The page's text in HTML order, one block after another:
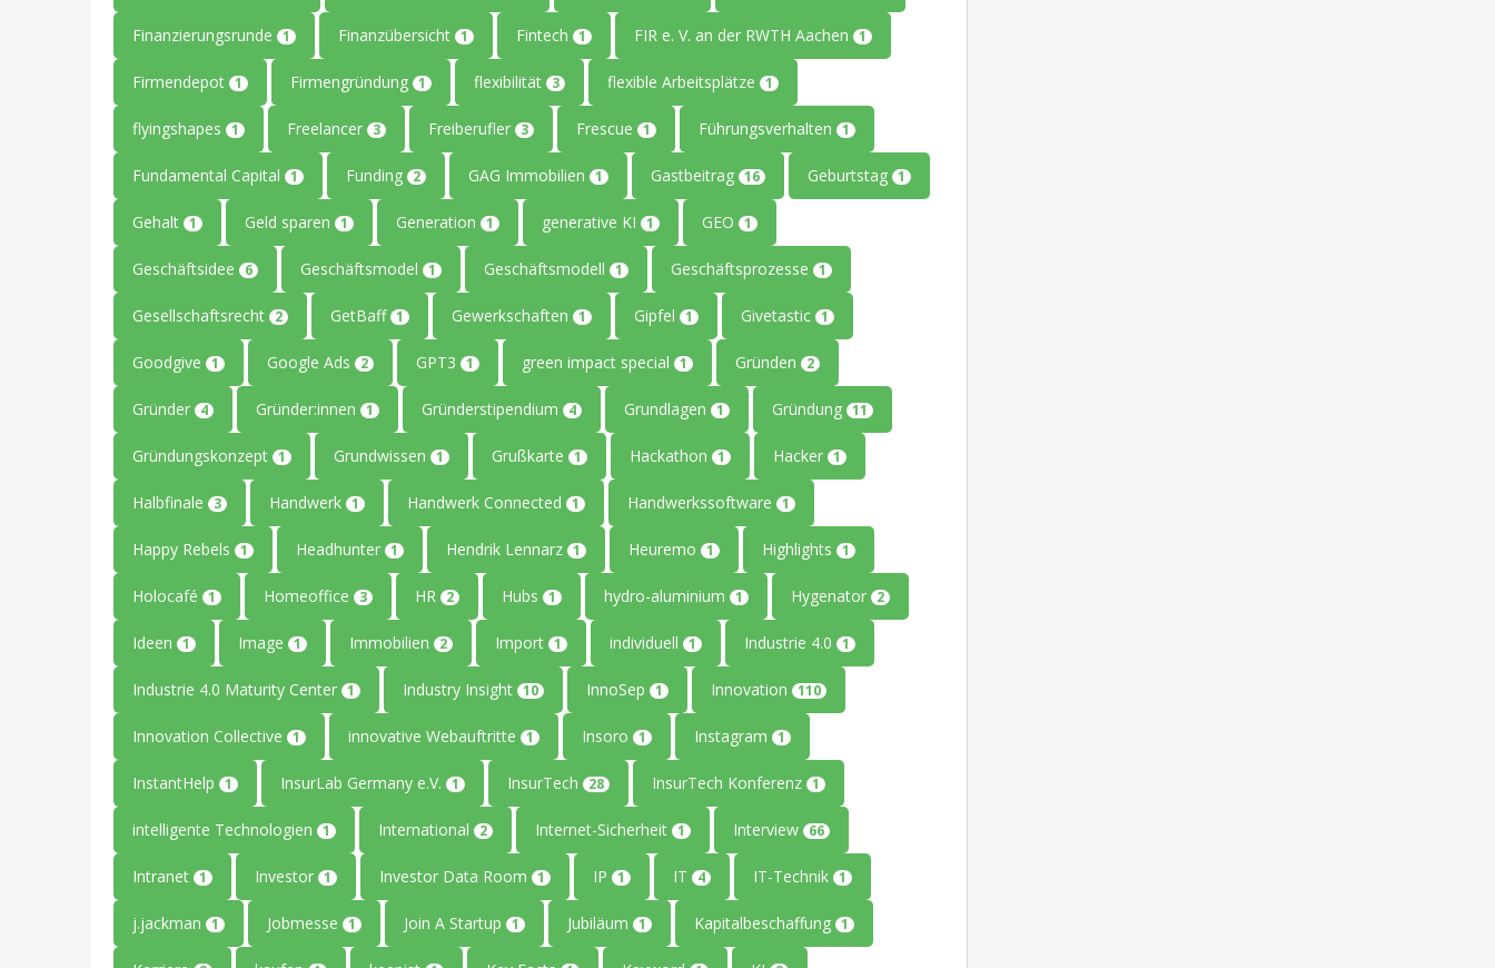
Finanzierungsrunde 1 Finanzübersicht 1 Fintech 1 FIR e. V. an der RWTH Aachen 1
Firmendepot 1 Firmengründung 1 flexibilität 3 flexible Arbeitsplätze 1
flyingshapes 1 Freelancer 3 Freiberufler 3 Frescue 1 Führungsverhalten 1
Fundamental Capital 1 Funding 2 GAG Immobilien 1 Gastbeitrag 16 Geburtstag 1
Gehalt 1 Geld sparen 1 Generation 1 generative KI 1 GEO 1
Geschäftsidee 6 Geschäftsmodel 1 Geschäftsmodell 1 Geschäftsprozesse 1
Gesellschaftsrecht 2 GetBaff 1 Gewerkschaften 1 Gipfel 1 Givetastic 1
Goodgive 1 Google Ads 2 GPT3 1 green impact special 1 Gründen 2
Gründer 4 Gründer:innen 1 Gründerstipendium 4 Grundlagen 1 Gründung 11
Gründungskonzept 1 Grundwissen 1 Grußkarte 1 Hackathon 1 Hacker 1
Halbfinale 3 Handwerk 1 Handwerk Connected 1 Handwerkssoftware 1
Happy Rebels 1 Headhunter 1 Hendrik Lennarz 1 Heuremo 1 Highlights 1
Holocafé 1 Homeoffice 3 HR 2 Hubs 1 hydro-aluminium 1 Hygenator 2
Ideen 1 Image 1 Immobilien 2 Import 1 individuell 1 Industrie 4.0 1
Industrie 4.0 Maturity Center 1 Industry Insight 10 InnoSep 1 Innovation 110
Innovation Collective 1 innovative Webauftritte 1 Insoro 1 Instagram 1
InstantHelp 1 InsurLab Germany e.V. 1 InsurTech 28 InsurTech Konferenz 1
intelligente Technologien 1 International 2 Internet-Sicherheit 1 Interview 66
Intranet 1 Investor 1 Investor Data Room 1 IP 1 IT 4 IT-Technik 1
j.jackman 1 Jobmesse 1 Join A Startup 1 Jubiläum 1 Kapitalbeschaffung 1